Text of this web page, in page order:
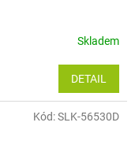
Skladem
DETAIL
Kód:SLK-56530D